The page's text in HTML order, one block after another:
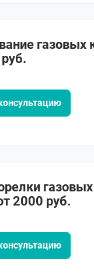
газовых
газовых
2000 руб.